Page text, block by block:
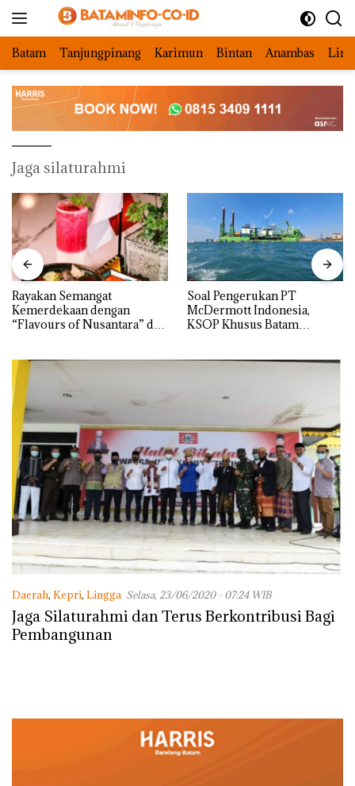
Batam Tanjungpinang Karimun Bintan Anambas
Jaga silaturahmi
Rayakan Semangat
Kemerdekaan dengan
“Flavours of Nusantara” di
‎Soal Pengerukan PT
McDermott Indonesia,
KSOP Khusus Batam
Daerah, Kepri, Lingga Selasa, 23/06/2020 - 07:24 WIB
Jaga Silaturahmi dan Terus Berkontribusi Bagi
Pembangunan